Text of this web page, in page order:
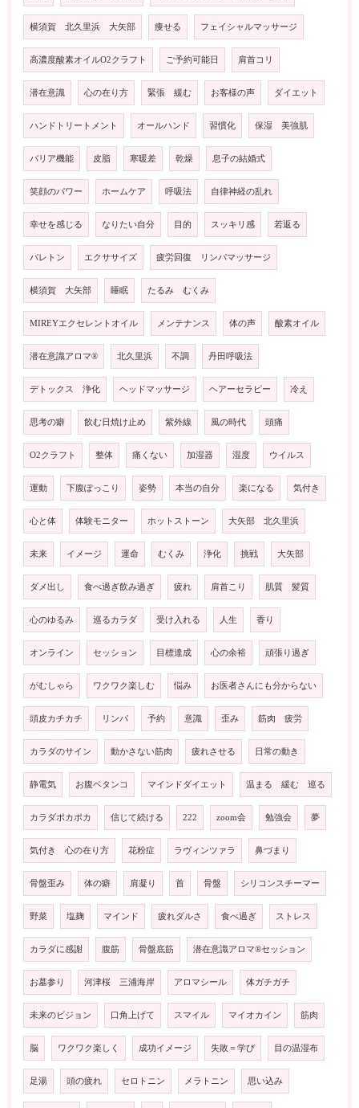
横須賀 北久里浜 大矢部 痩せる フェイシャルマッサージ
高濃度酸素オイルO2クラフト ご予約可能日 肩首コリ
潜在意識 心の在り方 緊張 緩む お客様の声 ダイエット
ハンドトリートメント オールハンド 習慣化 保湿 美強肌
バリア機能 皮脂 寒暖差 乾燥 息子の結婚式
笑顔のパワー ホームケア 呼吸法 自律神経の乱れ
幸せを感じる なりたい自分 目的 スッキリ感 若返る
バレトン エクササイズ 疲労回復 リンパマッサージ
横須賀 大矢部 睡眠 たるみ むくみ
MIREYエクセレントオイル メンテナンス 体の声 酸素オイル
潜在意識アロマ®️ 北久里浜 不調 丹田呼吸法
デトックス 浄化 ヘッドマッサージ ヘアーセラピー 冷え
思考の癖 飲む日焼け止め 紫外線 風の時代 頭痛
O2クラフト 整体 痛くない 加湿器 湿度 ウイルス
運動 下腹ぽっこり 姿勢 本当の自分 楽になる 気付き
心と体 体験モニター ホットストーン 大矢部 北久里浜
未来 イメージ 運命 むくみ 浄化 挑戦 大矢部
ダメ出し 食べ過ぎ飲み過ぎ 疲れ 肩首こり 肌質 髪質
心のゆるみ 巡るカラダ 受け入れる 人生 香り
オンライン セッション 目標達成 心の余裕 頑張り過ぎ
がむしゃら ワクワク楽しむ 悩み お医者さんにも分からない
頭皮カチカチ リンパ 予約 意識 歪み 筋肉 疲労
カラダのサイン 動かさない筋肉 疲れさせる 日常の動き
静電気 お腹ペタンコ マインドダイエット 温まる 緩む 巡る
カラダポカポカ 信じて続ける 222 zoom会 勉強会 夢
気付き 心の在り方 花粉症 ラヴィンツァラ 鼻づまり
骨盤歪み 体の癖 肩凝り 首 骨盤 シリコンスチーマー
野菜 塩麹 マインド 疲れダルさ 食べ過ぎ ストレス
カラダに感謝 腹筋 骨盤底筋 潜在意識アロマ®️セッション
お墓参り 河津桜 三浦海岸 アロマシール 体ガチガチ
未来のビジョン 口角上げて スマイル マイオカイン 筋肉
脳 ワクワク楽しく 成功イメージ 失敗＝学び 目の温湿布
足湯 頭の疲れ セロトニン メラトニン 思い込み